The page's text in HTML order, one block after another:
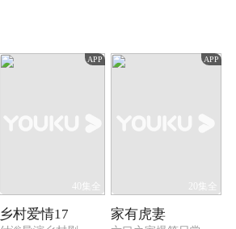
APP
40集全
乡村爱情17
APP
20集全
家有虎妻